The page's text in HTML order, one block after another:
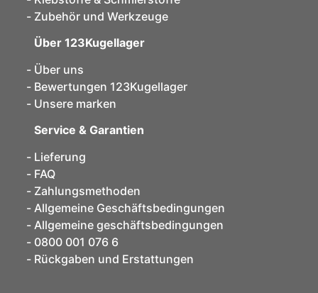
Zubehör und Werkzeuge
Über 123Kugellager
Über uns
Bewertungen 123Kugellager
Unsere marken
Service & Garantien
Lieferung
FAQ
Zahlungsmethoden
Allgemeine Geschäftsbedingungen
Allgemeine geschäftsbedingungen
0800 001 076 6
Rückgaben und Erstattungen